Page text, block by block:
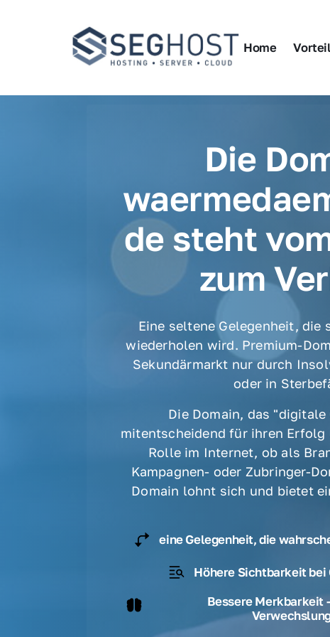
Home
Die
de steht
zum
Eine seltene Gelegenheit,
wiederholen wird. Premium-
Sekundärmarkt nur durch
oder in
Die Domain, das
mitentscheidend für ihren
Rolle im Internet, ob als
Kampagnen- oder Zubringer-
Domain lohnt sich und bietet
eine Gelegenheit, die
Höhere Sichtbarkeit bei
Bessere Merkbarkeit